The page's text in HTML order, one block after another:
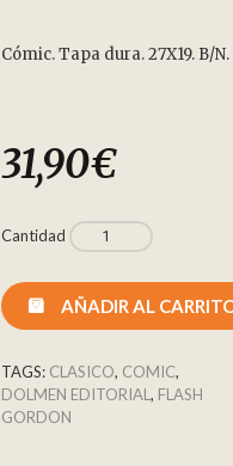
Cómic. Tapa dura. 27X19. B/
31,90€
Cantidad
AÑADIR AL
TAGS: CLASICO, COMIC,
DOLMEN EDITORIAL, FLASH
GORDON